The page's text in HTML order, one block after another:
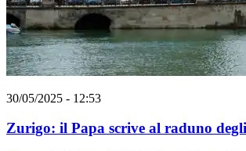
30/05/2025 - 12:53
Zurigo: il Papa scrive al raduno